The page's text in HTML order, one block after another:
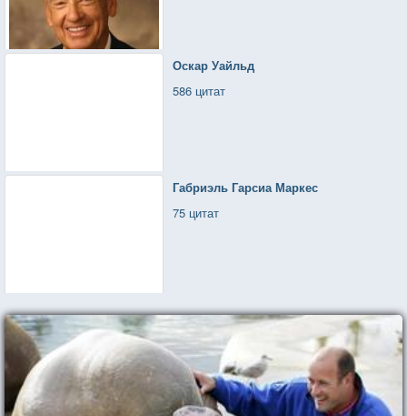
Оскар Уайльд
586 цитат
Габриэль Гарсиа Маркес
75 цитат